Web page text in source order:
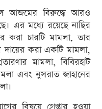
আজমের বিরুদ্ধে আরও
এর মধ্যে রয়েছে নাছির
করা চারটি মামলা, তার
করা একটি মামলা,
মামলা, বিবিরহাট
এবং নুসরাত জাহানের